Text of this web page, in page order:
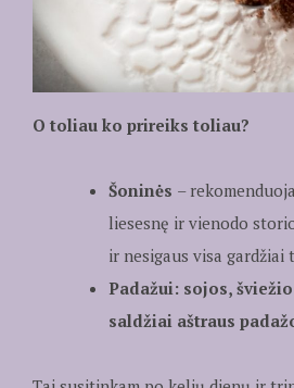
O toliau ko prireiks toliau?
Šoninės –
liesesnę ir vienodo
ir nesigaus visa gardžiai
Padažui: sojos,
saldžiai aštraus